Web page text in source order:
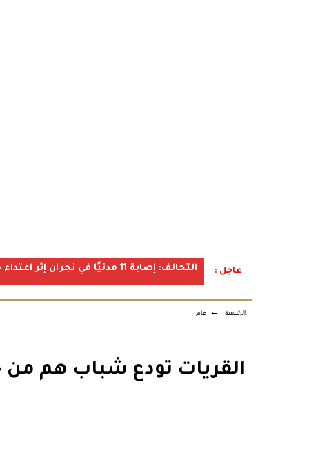
عاجل : التحالف: إصابة 11 مدنيًا في نجران إثر اعتداء حوثي استهدف الأعيان المدنية
الرئيسية ← عام
القريات تودع شباب هم من